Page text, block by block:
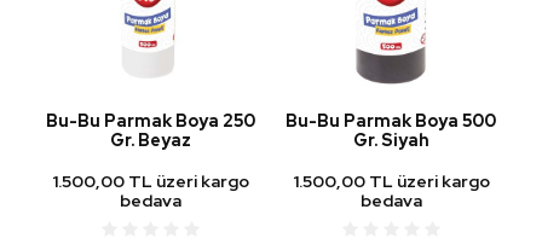
Bu-Bu Parmak Boya 250
Gr. Beyaz
1.500,00 TL üzeri kargo
bedava
Bu-Bu Parmak Boya 500
Gr. Siyah
1.500,00 TL üzeri kargo
bedava